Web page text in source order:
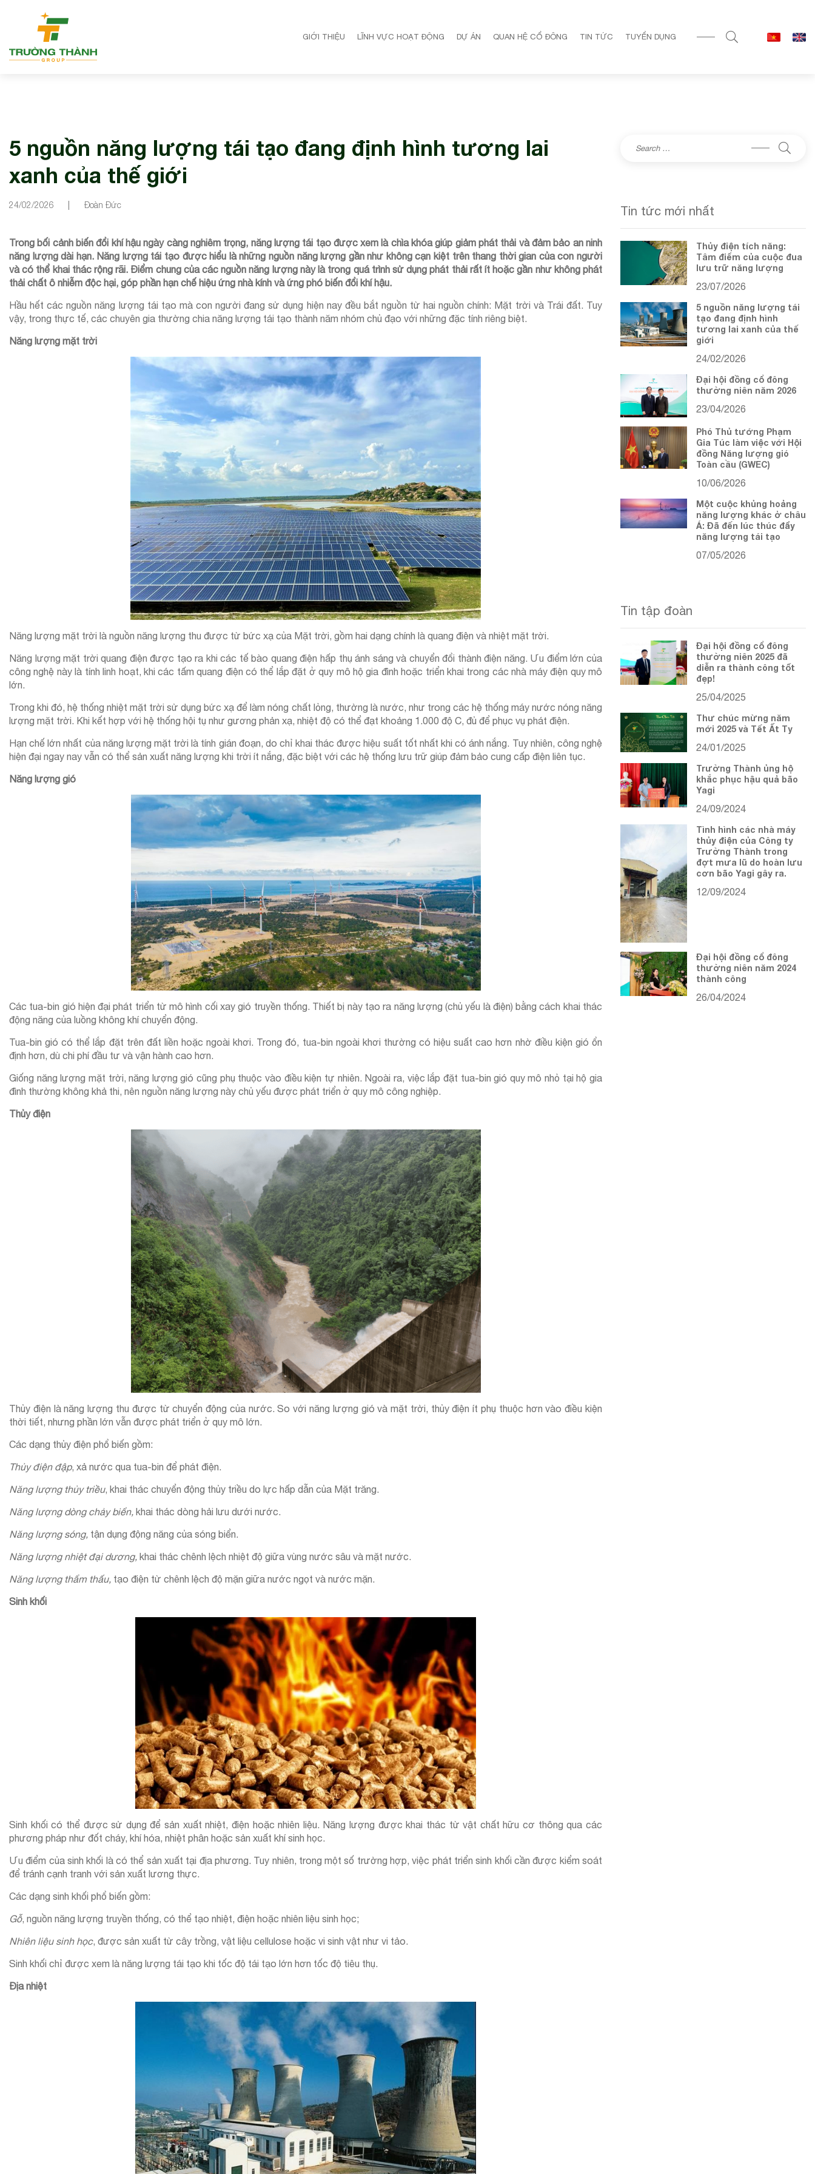
GIỚI THIỆU LĨNH VỰC HOẠT ĐỘNG DỰ ÁN QUAN HỆ CỔ ĐÔNG TIN TỨC TUYỂN DỤNG
5 nguồn năng lượng tái tạo đang định hình tương lai
xanh của thế giới
24/02/2026 Đoàn Đức
Trong bối cảnh biến đổi khí hậu ngày càng nghiêm trọng, năng lượng tái tạo được xem là chìa khóa giúp giảm phát thải và đảm bảo an ninh
năng lượng dài hạn. Năng lượng tái tạo được hiểu là những nguồn năng lượng gần như không cạn kiệt trên thang thời gian của con người
và có thể khai thác rộng rãi. Điểm chung của các nguồn năng lượng này là trong quá trình sử dụng phát thải rất ít hoặc gần như không phát
thải chất ô nhiễm độc hại, góp phần hạn chế hiệu ứng nhà kính và ứng phó biến đổi khí hậu.
Hầu hết các nguồn năng lượng tái tạo mà con người đang sử dụng hiện nay đều bắt nguồn từ hai nguồn chính: Mặt trời và Trái đất. Tuy
vậy, trong thực tế, các chuyên gia thường chia năng lượng tái tạo thành năm nhóm chủ đạo với những đặc tính riêng biệt.
Năng lượng mặt trời
Năng lượng mặt trời là nguồn năng lượng thu được từ bức xạ của Mặt trời, gồm hai dạng chính là quang điện và nhiệt mặt trời.
Năng lượng mặt trời quang điện được tạo ra khi các tế bào quang điện hấp thụ ánh sáng và chuyển đổi thành điện năng. Ưu điểm lớn của
công nghệ này là tính linh hoạt, khi các tấm quang điện có thể lắp đặt ở quy mô hộ gia đình hoặc triển khai trong các nhà máy điện quy mô
lớn.
Trong khi đó, hệ thống nhiệt mặt trời sử dụng bức xạ để làm nóng chất lỏng, thường là nước, như trong các hệ thống máy nước nóng năng
lượng mặt trời. Khi kết hợp với hệ thống hội tụ như gương phản xạ, nhiệt độ có thể đạt khoảng 1.000 độ C, đủ để phục vụ phát điện.
Hạn chế lớn nhất của năng lượng mặt trời là tính gián đoạn, do chỉ khai thác được hiệu suất tốt nhất khi có ánh nắng. Tuy nhiên, công nghệ
hiện đại ngay nay vẫn có thể sản xuất năng lượng khi trời ít nắng, đặc biệt với các hệ thống lưu trữ giúp đảm bảo cung cấp điện liên tục.
Năng lượng gió
Các tua-bin gió hiện đại phát triển từ mô hình cối xay gió truyền thống. Thiết bị này tạo ra năng lượng (chủ yếu là điện) bằng cách khai thác
động năng của luồng không khí chuyển động.
Tua-bin gió có thể lắp đặt trên đất liền hoặc ngoài khơi. Trong đó, tua-bin ngoài khơi thường có hiệu suất cao hơn nhờ điều kiện gió ổn
định hơn, dù chi phí đầu tư và vận hành cao hơn.
Giống năng lượng mặt trời, năng lượng gió cũng phụ thuộc vào điều kiện tự nhiên. Ngoài ra, việc lắp đặt tua-bin gió quy mô nhỏ tại hộ gia
đình thường không khả thi, nên nguồn năng lượng này chủ yếu được phát triển ở quy mô công nghiệp.
Thủy điện
Thủy điện là năng lượng thu được từ chuyển động của nước. So với năng lượng gió và mặt trời, thủy điện ít phụ thuộc hơn vào điều kiện
thời tiết, nhưng phần lớn vẫn được phát triển ở quy mô lớn.
Các dạng thủy điện phổ biến gồm:
Thủy điện đập, xả nước qua tua-bin để phát điện.
Năng lượng thủy triều, khai thác chuyển động thủy triều do lực hấp dẫn của Mặt trăng.
Năng lượng dòng chảy biển, khai thác dòng hải lưu dưới nước.
Năng lượng sóng, tận dụng động năng của sóng biển.
Năng lượng nhiệt đại dương, khai thác chênh lệch nhiệt độ giữa vùng nước sâu và mặt nước.
Năng lượng thẩm thấu, tạo điện từ chênh lệch độ mặn giữa nước ngọt và nước mặn.
Sinh khối
Sinh khối có thể được sử dụng để sản xuất nhiệt, điện hoặc nhiên liệu. Năng lượng được khai thác từ vật chất hữu cơ thông qua các
phương pháp như đốt cháy, khí hóa, nhiệt phân hoặc sản xuất khí sinh học.
Ưu điểm của sinh khối là có thể sản xuất tại địa phương. Tuy nhiên, trong một số trường hợp, việc phát triển sinh khối cần được kiểm soát
để tránh cạnh tranh với sản xuất lương thực.
Các dạng sinh khối phổ biến gồm:
Gỗ, nguồn năng lượng truyền thống, có thể tạo nhiệt, điện hoặc nhiên liệu sinh học;
Nhiên liệu sinh học, được sản xuất từ cây trồng, vật liệu cellulose hoặc vi sinh vật như vi tảo.
Sinh khối chỉ được xem là năng lượng tái tạo khi tốc độ tái tạo lớn hơn tốc độ tiêu thụ.
Địa nhiệt
Tin tức mới nhất
Thủy điện tích năng:
Tâm điểm của cuộc đua
lưu trữ năng lượng
23/07/2026
5 nguồn năng lượng tái
tạo đang định hình
tương lai xanh của thế
giới
24/02/2026
Đại hội đồng cổ đông
thường niên năm 2026
23/04/2026
Phó Thủ tướng Phạm
Gia Túc làm việc với Hội
đồng Năng lượng gió
Toàn cầu (GWEC)
10/06/2026
Một cuộc khủng hoảng
năng lượng khác ở châu
Á: Đã đến lúc thúc đẩy
năng lượng tái tạo
07/05/2026
Tin tập đoàn
Đại hội đồng cổ đông
thường niên 2025 đã
diễn ra thành công tốt
đẹp!
25/04/2025
Thư chúc mừng năm
mới 2025 và Tết Ất Tỵ
24/01/2025
Trường Thành ủng hộ
khắc phục hậu quả bão
Yagi
24/09/2024
Tình hình các nhà máy
thủy điện của Công ty
Trường Thành trong
đợt mưa lũ do hoàn lưu
cơn bão Yagi gây ra.
12/09/2024
Đại hội đồng cổ đông
thường niên năm 2024
thành công
26/04/2024